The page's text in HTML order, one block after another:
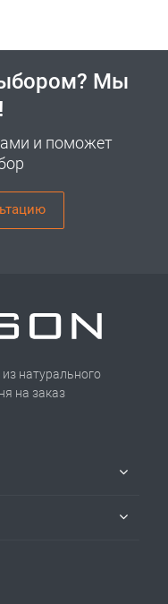
Мы
и поможет
натурального
на заказ